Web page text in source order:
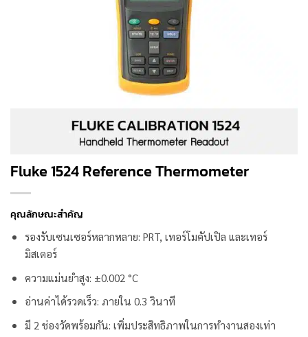
Fluke 1524 Reference Thermometer
คุณลักษณะสำคัญ
รองรับเซนเซอร์หลากหลาย: PRT, เทอร์โมคัปเปิล และเทอร์
มิสเตอร์
ความแม่นยำสูง: ±0.002 °C
อ่านค่าได้รวดเร็ว: ภายใน 0.3 วินาที
มี 2 ช่องวัดพร้อมกัน: เพิ่มประสิทธิภาพในการทำงานสองเท่า